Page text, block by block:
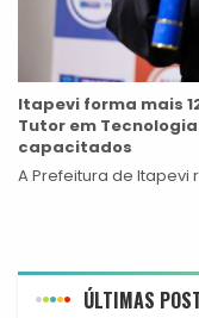
Itapevi forma mais
Tutor em
capacitados
A Prefeitura de Itapevi
ÚLTIMAS